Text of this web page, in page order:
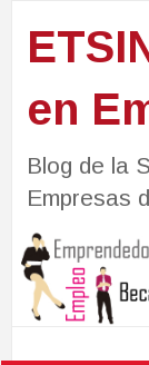
en
Blog de la
Empresas